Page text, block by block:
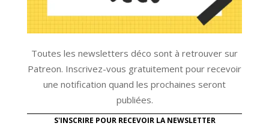
Toutes les newsletters déco sont à retrouver sur
Patreon. Inscrivez-vous gratuitement pour recevoir
une notification quand les prochaines seront
publiées.
S'INSCRIRE POUR RECEVOIR LA NEWSLETTER